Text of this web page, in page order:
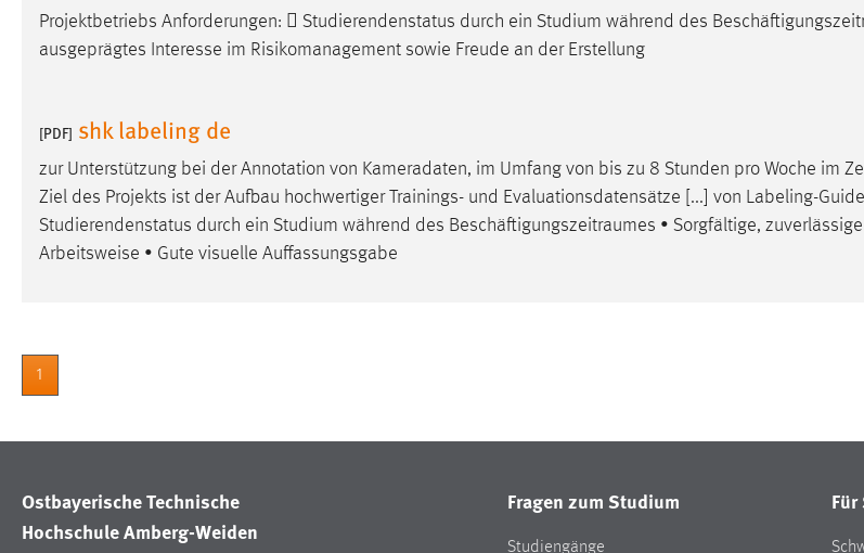
Projektbetriebs Anforderungen:  Studierendenstatus durch ein Studium während des
ausgeprägtes Interesse im Risikomanagement sowie Freude an der Erstellung
[PDF] shk labeling de
zur Unterstützung bei der Annotation von Kameradaten, im Umfang von bis zu 8 Stunden pro Woche im
Ziel des Projekts ist der Aufbau hochwertiger Trainings- und Evaluationsdatensätze [...] von Labeling-
Studierendenstatus durch ein Studium während des Beschäftigungszeitraumes • Sorgfältige,
Arbeitsweise • Gute visuelle Auffassungsgabe
1
Ostbayerische Technische
Hochschule Amberg-Weiden
Fragen zum Studium
Studiengänge
Name: staticfilecache
Zweck:
Für performante Seitenauslieferung wird
Sprachpräferenz
site-language-preference
Zweck:
Das Cookie speichert die gewählte
Zweck:
nutzen zu können.